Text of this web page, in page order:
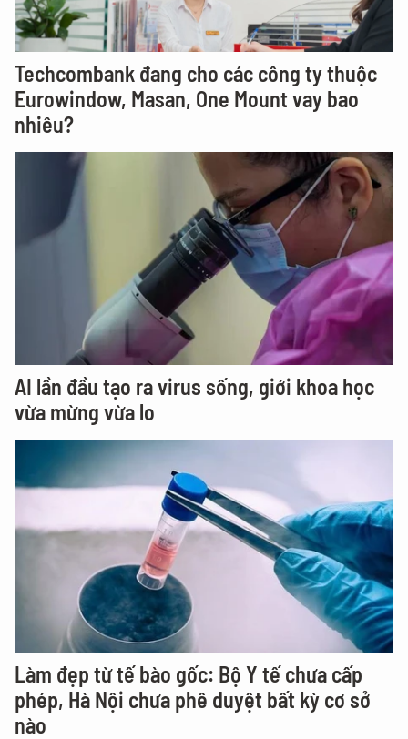
Techcombank đang cho các công ty thuộc
Eurowindow, Masan, One Mount vay bao
nhiêu?
AI lần đầu tạo ra virus sống, giới khoa học
vừa mừng vừa lo
Làm đẹp từ tế bào gốc: Bộ Y tế chưa cấp
phép, Hà Nội chưa phê duyệt bất kỳ cơ sở
nào